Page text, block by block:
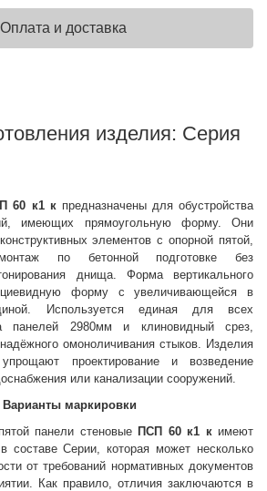
Оплата и доставка
изделия: Серия
60 к1 кпредназначены для обустройства
имеющих прямоугольную форму. Они
элементов с опорной пятой,
по бетонной подготовке без
днища. Форма вертикального
форму с увеличивающейся в
Используется единая для всех
панелей 2980мм и клиновидный срез,
омоноличивания стыков. Изделия
проектирование и возведение
или канализации сооружений.
Варианты маркировки
панели стеновые ПСП 60 к1 кимеют
составе Серии, которая может несколько
от требований нормативных документов
Как правило, отличия заключаются в